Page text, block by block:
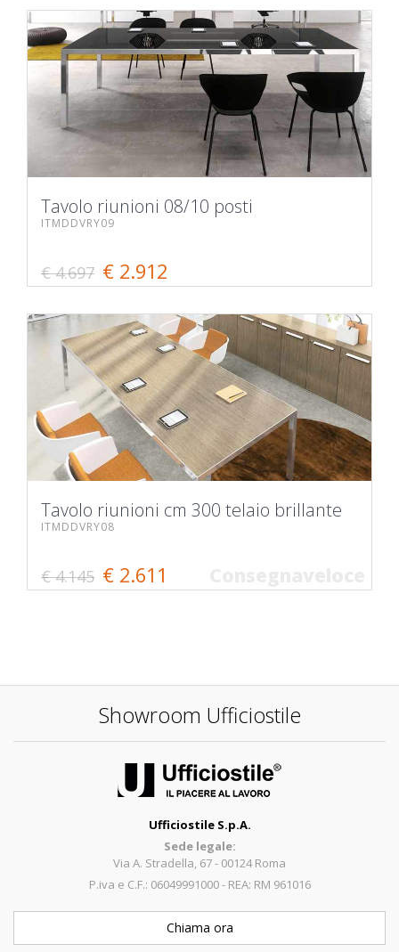
Tavolo riunioni 08/10 posti
ITMDDVRY09
€ 4.697 € 2.912
Tavolo riunioni cm 300 telaio brillante
ITMDDVRY08
€ 4.145 € 2.611
Showroom Ufficiostile
Ufficiostile S.p.A.
Sede legale:
Via A. Stradella, 67 - 00124 Roma
P.iva e C.F.: 06049991000 - REA: RM 961016
Chiama ora